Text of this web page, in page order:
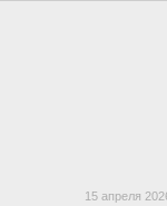
15 апреля